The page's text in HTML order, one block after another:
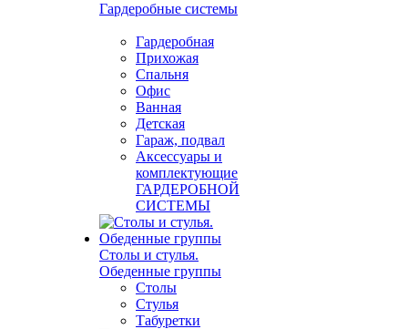
Гардеробные системы
Гардеробная
Прихожая
Спальня
Офис
Ванная
Детская
Гараж, подвал
Аксессуары и
комплектующие
ГАРДЕРОБНОЙ
СИСТЕМЫ
Столы и стулья.
Обеденные группы
Столы
Стулья
Табуретки